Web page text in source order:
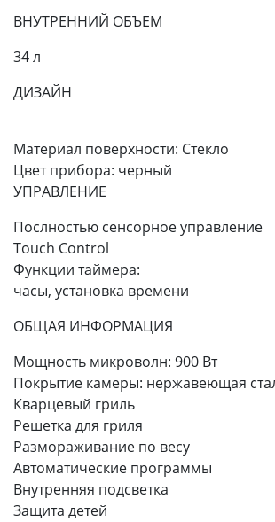
ВНУТРЕННИЙ ОБЪЕМ
34 л
ДИЗАЙН
Материал поверхности: Стекло
Цвет прибора: черный
УПРАВЛЕНИЕ
Послностью сенсорное управление
Touch Control
Функции таймера:
часы, установка времени
ОБЩАЯ ИНФОРМАЦИЯ
Мощность микроволн: 900 Вт
Покрытие камеры: нержавеющая
Кварцевый гриль
Решетка для гриля
Размораживание по весу
Автоматические программы
Внутренняя подсветка
Защита детей